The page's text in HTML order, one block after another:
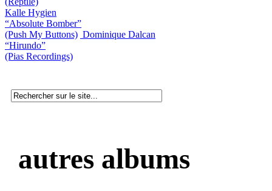
Kalle Hygien
“Absolute Bomber”
(Push My Buttons) Dominique Dalcan
“Hirundo”
(Pias Recordings)
autres albums